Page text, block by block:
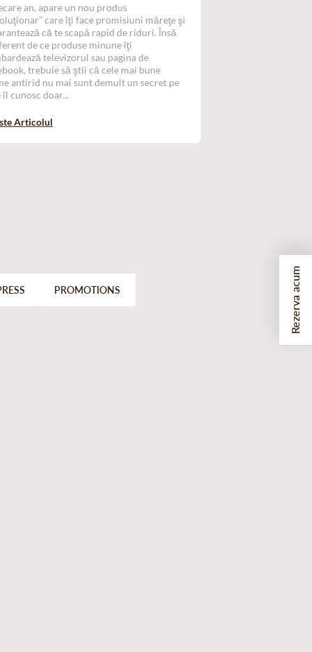
an, apare un nou produs
care îţi face promisiuni măreţe şi
că te scapă rapid de riduri. Însă
de ce produse minune îţi
televizorul sau pagina de
trebuie să ştii că cele mai bune
antirid nu mai sunt demult un secret pe
îl cunosc doar...
Articolul
PROMOTIONS Rezerva acum